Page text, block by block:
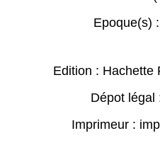
Epoque(s) :
Edition : Hachette
Dépot légal
Imprimeur :